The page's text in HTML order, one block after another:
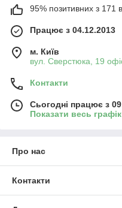
95% позитивних з 171
Працює з 04.12.2013
м. Київ
вул. Сверстюка, 19
Контакти
Сьогодні працює з
Показати весь
Про нас
Контакти